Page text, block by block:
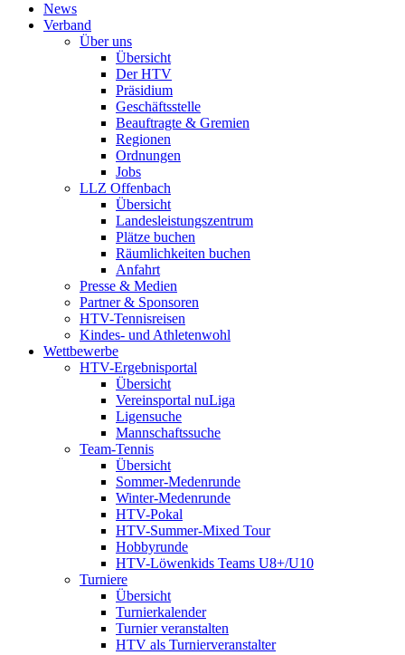
News
Verband
Über uns
Übersicht
Der HTV
Präsidium
Geschäftsstelle
Beauftragte & Gremien
Regionen
Ordnungen
Jobs
LLZ Offenbach
Übersicht
Landesleistungszentrum
Plätze buchen
Räumlichkeiten buchen
Anfahrt
Presse & Medien
Partner & Sponsoren
HTV-Tennisreisen
Kindes- und Athletenwohl
Wettbewerbe
HTV-Ergebnisportal
Übersicht
Vereinsportal nuLiga
Ligensuche
Mannschaftssuche
Team-Tennis
Übersicht
Sommer-Medenrunde
Winter-Medenrunde
HTV-Pokal
HTV-Summer-Mixed Tour
Hobbyrunde
HTV-Löwenkids Teams U8+/U10
Turniere
Übersicht
Turnierkalender
Turnier veranstalten
HTV als Turnierveranstalter